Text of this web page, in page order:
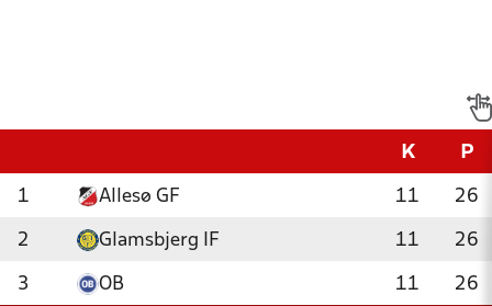
K P
1 Allesø GF 11 26
2 Glamsbjerg IF 11 26
3 OB 11 26